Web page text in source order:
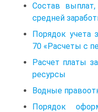
Состав
средней
Порядок учета
70 «Расчеты с
Расчет платы
ресурсы
Водные
Порядок